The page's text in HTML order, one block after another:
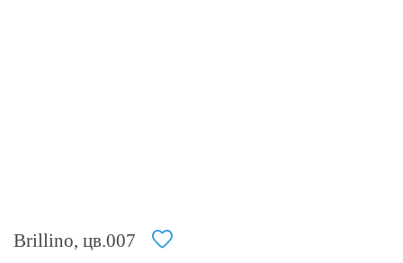
Brillino, цв.007